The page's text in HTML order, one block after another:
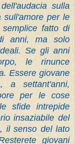
sulla
sull'amore per le
fatto di
anni, ma solo
Se gli anni
le rinunce
Essere giovane
a settant'anni,
per le cose
sfide intrepide
insaziabile del
il senso del lato
giovani